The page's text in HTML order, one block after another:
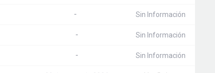
- Sin Información
- Sin Información
- Sin Información